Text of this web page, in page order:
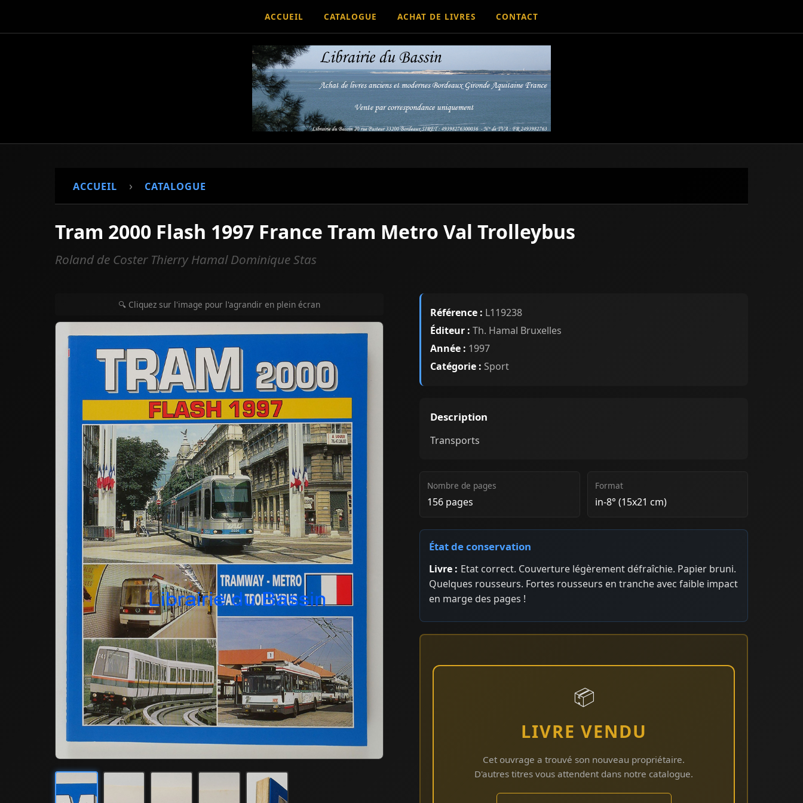
ACCUEIL CATALOGUE ACHAT DE LIVRES CONTACT
ACCUEIL › CATALOGUE
Tram 2000 Flash 1997 France Tram Metro Val Trolleybus
Roland de Coster Thierry Hamal Dominique Stas
🔍 Cliquez sur l'image pour l'agrandir en plein écran
Référence : L119238
Éditeur : Th. Hamal Bruxelles
Année : 1997
Catégorie : Sport
Description
Transports
Nombre de pages
156 pages
Format
in-8° (15x21 cm)
État de conservation
Livre : Etat correct. Couverture légèrement défraîchie. Papier bruni.
Quelques rousseurs. Fortes rousseurs en tranche avec faible impact
en marge des pages !
📦
LIVRE VENDU
Cet ouvrage a trouvé son nouveau propriétaire.
D'autres titres vous attendent dans notre catalogue.